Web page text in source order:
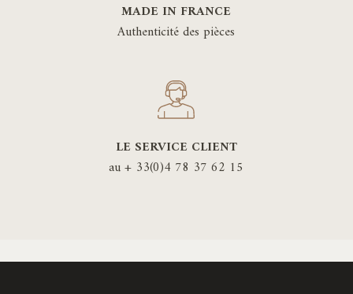
MADE IN FRANCE
Authenticité des pièces
LE SERVICE CLIENT
au + 33(0)4 78 37 62 15